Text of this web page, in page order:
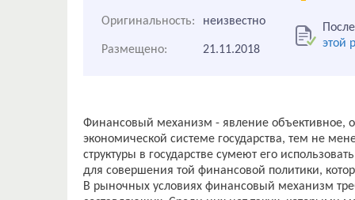
Оригинальность: неизвестно
этой
Размещено: 21.11.2018
Финансовый механизм - явление объективное,
экономической системе государства, тем не
структуры в государстве сумеют его
для совершения той финансовой политики,
В рыночных условиях финансовый механизм